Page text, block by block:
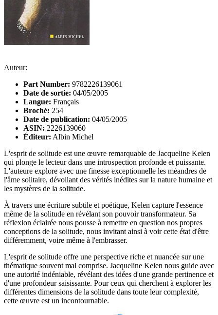
Auteur:
Part Number: 9782226139061
Date de sortie: 04/05/2005
Langue: Français
Broché: 254
Date de publication: 04/05/2005
ASIN: 2226139060
Éditeur: Albin Michel
L'esprit de solitude est une œuvre remarquable de Jacqueline Kelen
qui plonge le lecteur dans une introspection profonde et puissante.
L'auteure explore avec une finesse exceptionnelle les méandres de
l'âme solitaire, dévoilant des vérités inédites sur la nature humaine et
les mystères de la solitude.
À travers une écriture subtile et poétique, Kelen capture l'essence
même de la solitude en révélant son pouvoir transformateur. Sa
réflexion éclairée nous pousse à remettre en question nos propres
conceptions de la solitude, nous invitant ainsi à voir cette état d'être
différemment, voire même à l'embrasser.
L'esprit de solitude offre une perspective riche et nuancée sur une
thématique souvent mal comprise. Jacqueline Kelen nous guide avec
une autorité indéniable, révélant des idées d'une grande pertinence et
d'une profondeur saisissante. Pour ceux qui cherchent à explorer les
différentes dimensions de la solitude dans toute leur complexité,
cette œuvre est un incontournable.